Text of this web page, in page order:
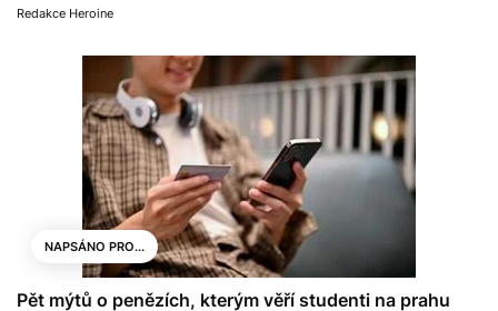
Redakce Heroine
NAPSÁNO PRO...
Pět mýtů o penězích, kterým věří studenti na prahu